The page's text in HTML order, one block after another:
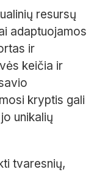
resursų
adaptuojamos
ir
keičia ir
kryptis gali
unikalių
tvaresnių,